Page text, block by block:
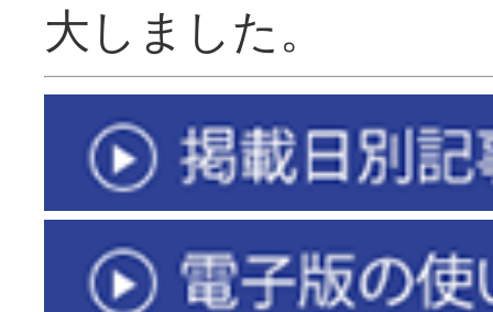
大しまし